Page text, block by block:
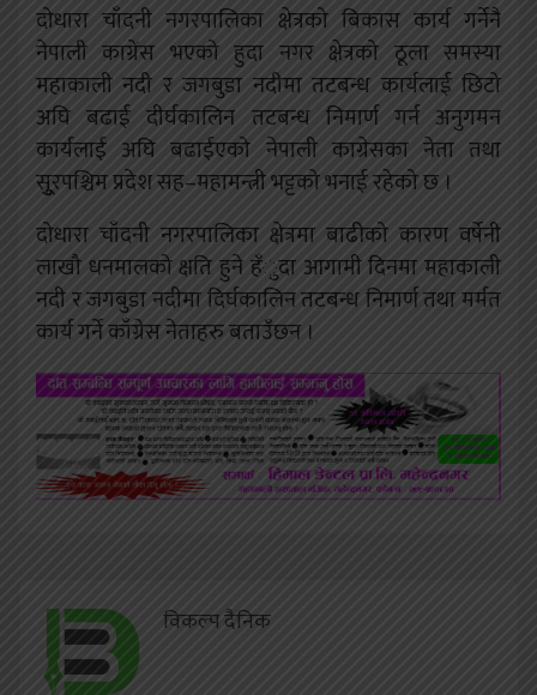
दोधारा चाँदनी नगरपालिका क्षेत्रको बिकास कार्य गर्नेनै
नेपाली काग्रेंस भएको हुदा नगर क्षेत्रको ठूला समस्या
महाकाली नदी र जगबुडा नदीमा तटबन्ध कार्यलाई छिटो
अघि बढाई दीर्घकालिन तटबन्ध निमार्ण गर्न अनुगमन
कार्यलाई अघि बढाईएको नेपाली काग्रेसका नेता तथा
सुूुरपश्चिम प्रदेश सह–महामन्त्री भट्टको भनाई रहेको छ ।
दोधारा चाँदनी नगरपालिका क्षेत्रमा बाढीको कारण वर्षेनी
लाखौ धनमालको क्षति हुने हँुदा आगामी दिनमा महाकाली
नदी र जगबुडा नदीमा दिर्घकालिन तटबन्ध निमार्ण तथा मर्मत
कार्य गर्ने काँग्रेस नेताहरु बताउँछन ।
विकल्प दैनिक